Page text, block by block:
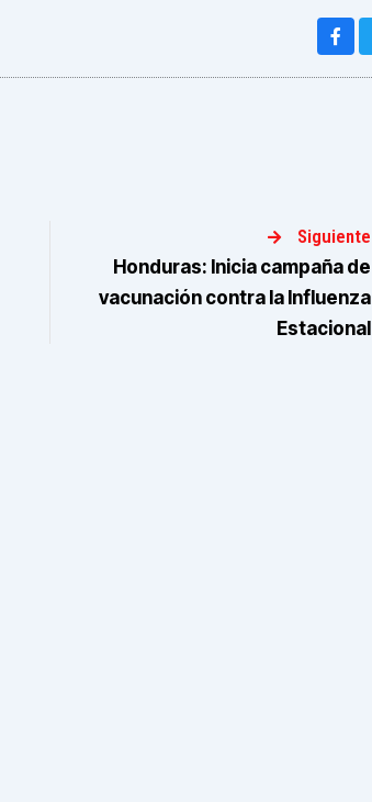
Siguiente
Honduras: Inicia campaña de
vacunación contra la Influenza
Estacional